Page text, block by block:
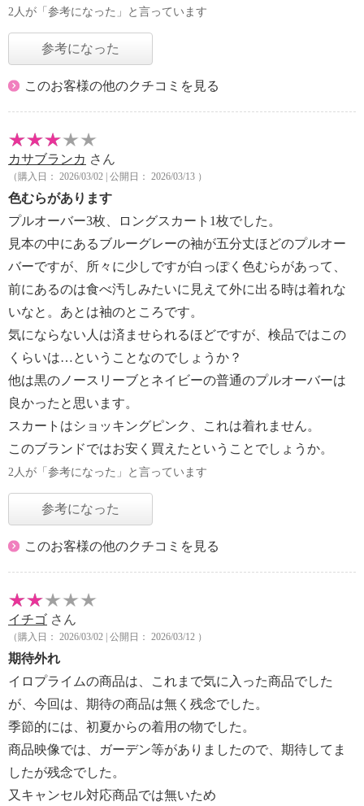
2人が「参考になった」と言っています
参考になった
このお客様の他のクチコミを見る
カサブランカ さん
（購入日： 2026/03/02 | 公開日： 2026/03/13 ）
色むらがあります
プルオーバー3枚、ロングスカート1枚でした。
見本の中にあるブルーグレーの袖が五分丈ほどのプルオー
バーですが、所々に少しですが白っぽく色むらがあって、
前にあるのは食べ汚しみたいに見えて外に出る時は着れな
いなと。あとは袖のところです。
気にならない人は済ませられるほどですが、検品ではこの
くらいは…ということなのでしょうか？
他は黒のノースリーブとネイビーの普通のプルオーバーは
良かったと思います。
スカートはショッキングピンク、これは着れません。
このブランドではお安く買えたということでしょうか。
2人が「参考になった」と言っています
参考になった
このお客様の他のクチコミを見る
イチゴ さん
（購入日： 2026/03/02 | 公開日： 2026/03/12 ）
期待外れ
イロプライムの商品は、これまで気に入った商品でした
が、今回は、期待の商品は無く残念でした。
季節的には、初夏からの着用の物でした。
商品映像では、ガーデン等がありましたので、期待してま
したが残念でした。
又キャンセル対応商品では無いため